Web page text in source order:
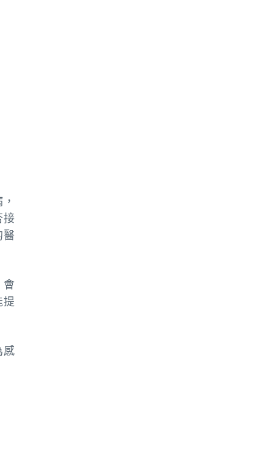
接
醫
會
提
感